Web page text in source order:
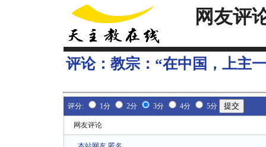
网友评
评论： 教宗：“在中国，上主
评分: 1分 2分 3分 4分 5分
网友评论